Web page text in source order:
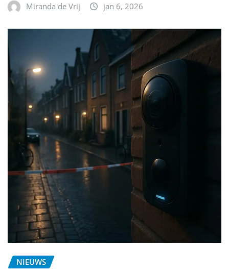
Miranda de Vrij jan 6, 2026
NIEUWS